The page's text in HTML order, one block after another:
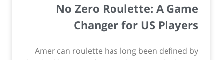
No Zero Roulette: A Game
Changer for US Players
American roulette has long been defined by